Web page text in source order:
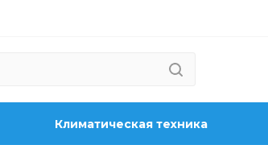
Климатическая техника